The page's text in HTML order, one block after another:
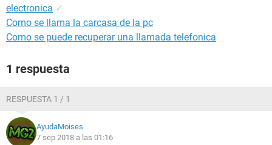
electronica ✓
Como se llama la carcasa de la pc
Como se puede recuperar una llamada telefonica
1 respuesta
RESPUESTA 1 / 1
AyudaMoises
7 sep 2018 a las 01:16